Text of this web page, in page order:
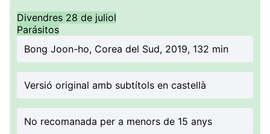
Divendres 28 de juliol
Parásitos
Bong Joon-ho, Corea del Sud, 2019, 132 min
Versió original amb subtítols en castellà
No recomanada per a menors de 15 anys